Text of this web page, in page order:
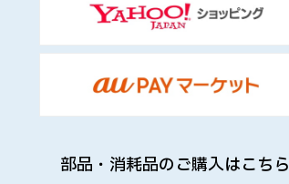
部品・消耗品のご購入はこちら